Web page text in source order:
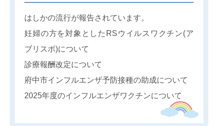
はしかの流行が報告されています。
妊婦の方を対象としたRSウイルスワクチン(ア
ブリスボ)について
診療報酬改定について
府中市インフルエンザ予防接種の助成について
2025年度のインフルエンザワクチンについて